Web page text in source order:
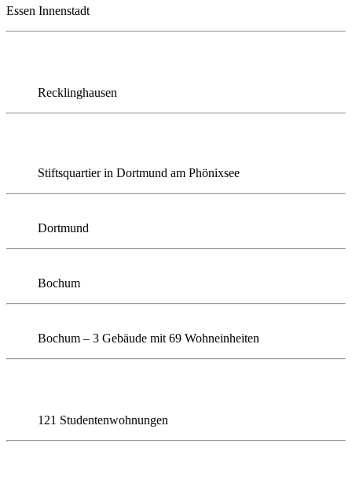
Essen Innenstadt
Recklinghausen
Stiftsquartier in Dortmund am Phönixsee
Dortmund
Bochum
Bochum – 3 Gebäude mit 69 Wohneinheiten
121 Studentenwohnungen